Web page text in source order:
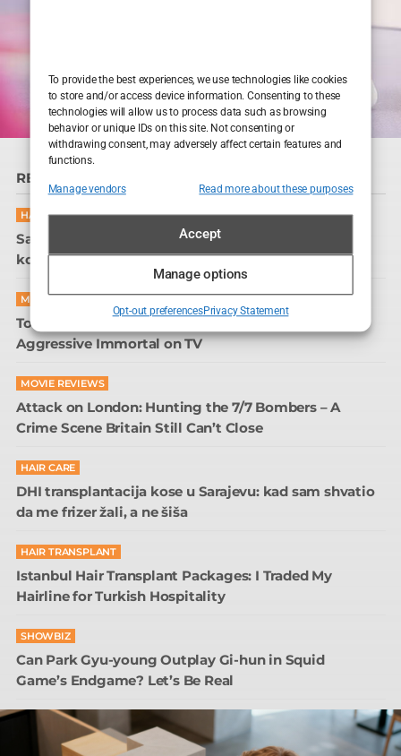
To provide the best experiences, we use technologies like cookies
to store and/or access device information. Consenting to these
technologies will allow us to process data such as browsing
behavior or unique IDs on this site. Not consenting or
withdrawing consent, may adversely affect certain features and
functions.
Manage vendors Read more about these purposes
Accept
Manage options
Opt-out preferencesPrivacy Statement
READ MORE
HAIR CARE
Sapphire FUE transplantacija kose u Sarajevu: glava
koja više ne traži kut za selfie
MOVIE REVIEWS
Tom Sturridge in The Sandman: The Most Passive-
Aggressive Immortal on TV
MOVIE REVIEWS
Attack on London: Hunting the 7/7 Bombers – A
Crime Scene Britain Still Can’t Close
HAIR CARE
DHI transplantacija kose u Sarajevu: kad sam shvatio
da me frizer žali, a ne šiša
HAIR TRANSPLANT
Istanbul Hair Transplant Packages: I Traded My
Hairline for Turkish Hospitality
SHOWBIZ
Can Park Gyu-young Outplay Gi-hun in Squid
Game’s Endgame? Let’s Be Real